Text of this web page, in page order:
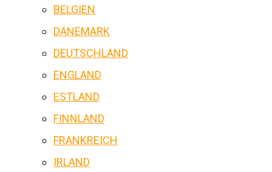
BELGIEN
DÄNEMARK
DEUTSCHLAND
ENGLAND
ESTLAND
FINNLAND
FRANKREICH
IRLAND